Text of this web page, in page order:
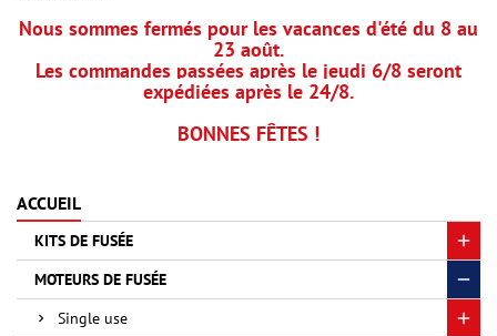
Nous sommes fermés pour les vacances d'été du 8 au
23 août.
Les commandes passées après le jeudi 6/8 seront
expédiées après le 24/8.
BONNES FÊTES !
ACCUEIL
KITS DE FUSÉE
MOTEURS DE FUSÉE
Single use